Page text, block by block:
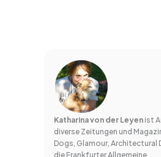
Katharina von der Leyen ist
diverse Zeitungen und
Dogs, Glamour, Architectural
die Frankfurter Allgemeine